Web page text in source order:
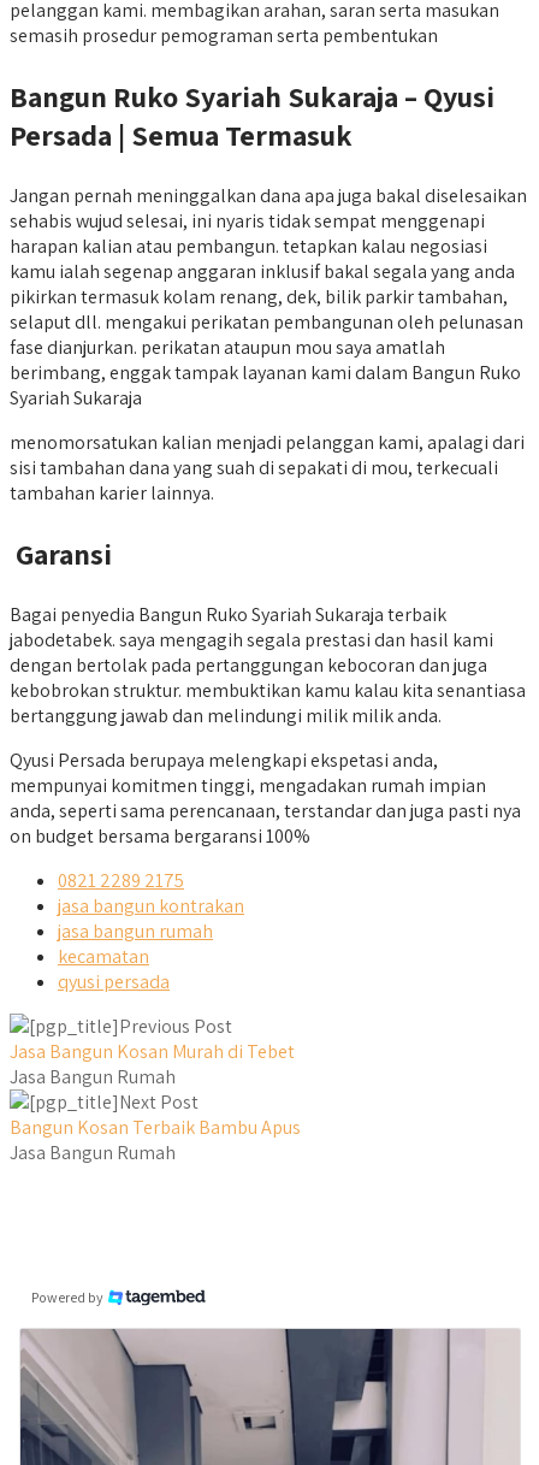
pelanggan kami. membagikan arahan, saran serta masukan
semasih prosedur pemograman serta pembentukan
Bangun Ruko Syariah Sukaraja – Qyusi
Persada | Semua Termasuk
Jangan pernah meninggalkan dana apa juga bakal diselesaikan
sehabis wujud selesai, ini nyaris tidak sempat menggenapi
harapan kalian atau pembangun. tetapkan kalau negosiasi
kamu ialah segenap anggaran inklusif bakal segala yang anda
pikirkan termasuk kolam renang, dek, bilik parkir tambahan,
selaput dll. mengakui perikatan pembangunan oleh pelunasan
fase dianjurkan. perikatan ataupun mou saya amatlah
berimbang, enggak tampak layanan kami dalam Bangun Ruko
Syariah Sukaraja
menomorsatukan kalian menjadi pelanggan kami, apalagi dari
sisi tambahan dana yang suah di sepakati di mou, terkecuali
tambahan karier lainnya.
Garansi
Bagai penyedia Bangun Ruko Syariah Sukaraja terbaik
jabodetabek. saya mengagih segala prestasi dan hasil kami
dengan bertolak pada pertanggungan kebocoran dan juga
kebobrokan struktur. membuktikan kamu kalau kita senantiasa
bertanggung jawab dan melindungi milik milik anda.
Qyusi Persada berupaya melengkapi ekspetasi anda,
mempunyai komitmen tinggi, mengadakan rumah impian
anda, seperti sama perencanaan, terstandar dan juga pasti nya
on budget bersama bergaransi 100%
0821 2289 2175
jasa bangun kontrakan
jasa bangun rumah
kecamatan
qyusi persada
Previous Post
Jasa Bangun Kosan Murah di Tebet
Jasa Bangun Rumah
Next Post
Bangun Kosan Terbaik Bambu Apus
Jasa Bangun Rumah
Powered by